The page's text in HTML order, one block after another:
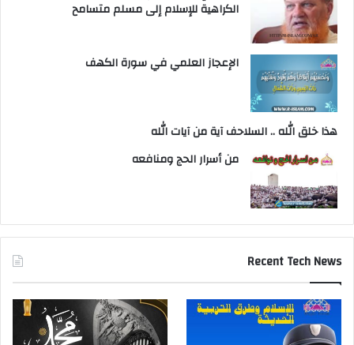
الكراهية للإسلام إلى مسلم متسامح
الإعجاز العلمي في سورة الكهف
هذا خلق الله .. السلاحف آية من آيات الله
من أسرار الحج ومنافعه
Recent Tech News